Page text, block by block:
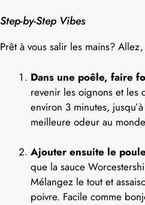
Step-by-Step Vibes
Prêt à vous salir les mains?
Dans une poêle, faire
revenir les oignons et les
environ 3 minutes,
meilleure odeur au
Ajouter ensuite le
que la sauce
Mélangez le tout et
poivre. Facile comme